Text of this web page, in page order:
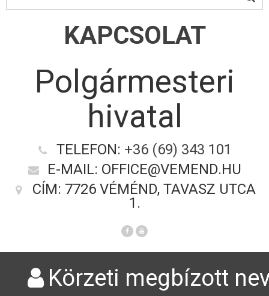
KAPCSOLAT
Polgármesteri
hivatal
TELEFON: +36 (69) 343 101
E-MAIL: OFFICE@VEMEND.HU
CÍM: 7726 VÉMÉND, TAVASZ UTCA
1.
Körzeti megbízott